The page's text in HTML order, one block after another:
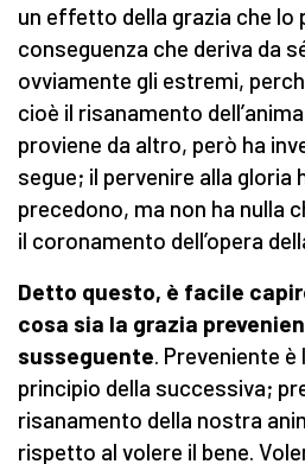
un effetto della grazia che lo
conseguenza che deriva da
ovviamente gli estremi,
cioè il risanamento
proviene da altro, però ha
segue; il pervenire alla gloria
precedono, ma non ha nulla
il coronamento dell’opera
Detto questo, è facile
cosa sia la grazia
susseguente. Preveniente è
principio della successiva;
risanamento della nostra
rispetto al volere il bene.